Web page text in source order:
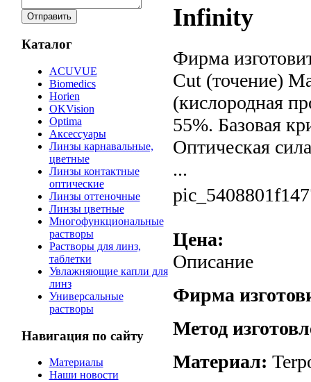
Каталог
ACUVUE
Biomedics
Horien
OKVision
Optima
Аксессуары
Линзы карнавальные,
цветные
Линзы контактные
оптические
Линзы оттеночные
Линзы цветные
Многофункциональные
растворы
Растворы для линз,
таблетки
Увлажняющие капли для
линз
Универсальные
растворы
Навигация по сайту
Материалы
Наши новости
Infinity
Фирма
Cut (точение)
(кислородная
55%. Базовая
Оптическая
...
Цена:
Описание
Фирма
Метод
Материал: